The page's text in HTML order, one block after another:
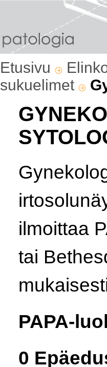
Etusivu
sukuelimet
ilmoittaa
tai
PAPA-
0